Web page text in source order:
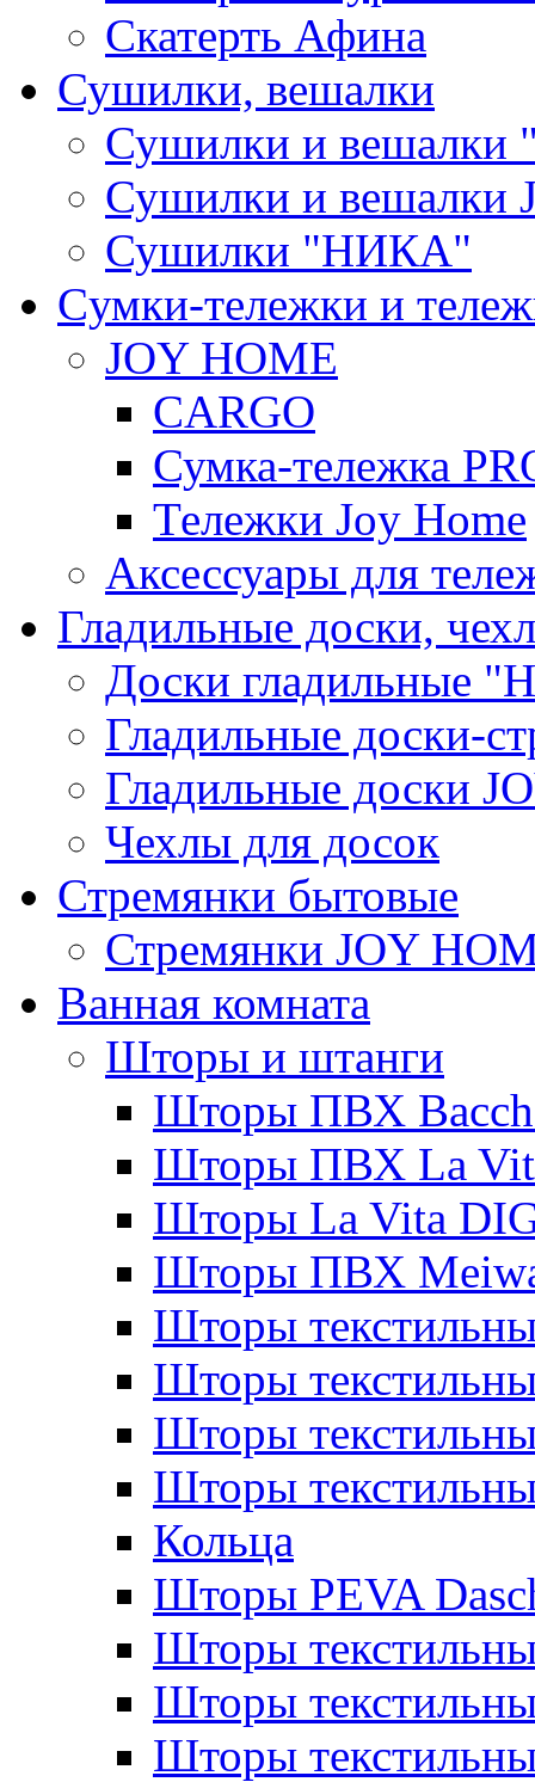
Скатерть Афина
Сушилки, вешалки
Сушилки и вешалки
Сушилки и вешалки
Сушилки "НИКА"
Cумки-тележки и
JOY HOME
CARGO
Сумка-тележка
Тележки Joy Home
Аксессуары для
Гладильные доски,
Доски гладильные
Гладильные доски-
Гладильные доски
Чехлы для досок
Стремянки бытовые
Стремянки JOY
Ванная комната
Шторы и штанги
Шторы ПВХ
Шторы ПВХ La
Шторы La Vita
Шторы ПВХ
Шторы
Шторы
Шторы
Шторы
Кольца
Шторы PEVA
Шторы
Шторы
Шторы